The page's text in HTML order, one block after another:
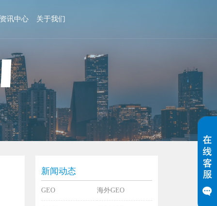
资讯中心 关于我们
新闻动态
GEO 海外GEO